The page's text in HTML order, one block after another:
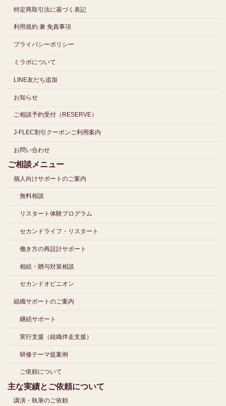
特定商取引法に基づく表記
利用規約 兼 免責事項
プライバシーポリシー
ミラボについて
LINE友だち追加
お知らせ
ご相談予約受付（RESERVE）
J-FLEC割引クーポンご利用案内
お問い合わせ
ご相談メニュー
個人向けサポートのご案内
無料相談
リスタート体験プログラム
セカンドライフ・リスタート
働き方の再設計サポート
相続・贈与対策相談
セカンドオピニオン
組織サポートのご案内
継続サポート
実行支援（組織伴走支援）
研修テーマ提案例
ご依頼について
主な実績とご依頼について
講演・執筆のご依頼